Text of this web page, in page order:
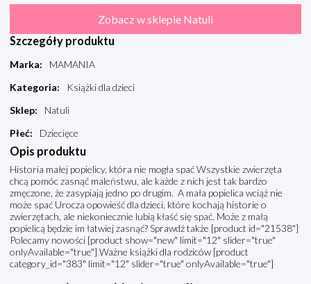
Zobacz w sklepie Natuli
Szczegóły produktu
Marka:
MAMANIA
Kategoria:
Książki dla dzieci
Sklep:
Natuli
Płeć: Dziecięce
Opis produktu
Historia małej popielicy, która nie mogła spać Wszystkie zwierzęta
chcą pomóc zasnąć maleństwu, ale każde z nich jest tak bardzo
zmęczone, że zasypiają jedno po drugim. A mała popielica wciąż nie
może spać Urocza opowieść dla dzieci, które kochają historie o
zwierzętach, ale niekoniecznie lubią kłaść się spać. Może z małą
popielicą będzie im łatwiej zasnąć? Sprawdź także [product id="21538"]
Polecamy nowości [product show="new" limit="12" slider="true"
onlyAvailable="true"] Ważne książki dla rodziców [product
category_id="383" limit="12" slider="true" onlyAvailable="true"]